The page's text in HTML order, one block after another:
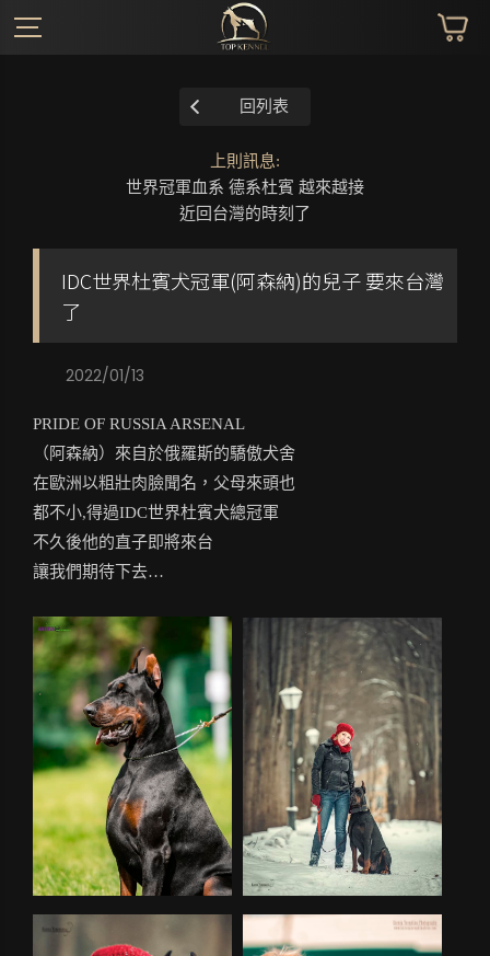
回列表
上則訊息:
世界冠軍血系 德系杜賓 越來越接
近回台灣的時刻了
IDC世界杜賓犬冠軍(阿森納)的兒子 要來台灣
了
2022/01/13
PRIDE OF RUSSIA ARSENAL
（阿森納）來自於俄羅斯的驕傲犬舍
在歐洲以粗壯肉臉聞名，父母來頭也
都不小,得過IDC世界杜賓犬總冠軍
不久後他的直子即將來台
讓我們期待下去…